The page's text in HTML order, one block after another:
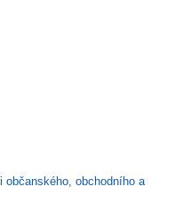
občanského, obchodního a